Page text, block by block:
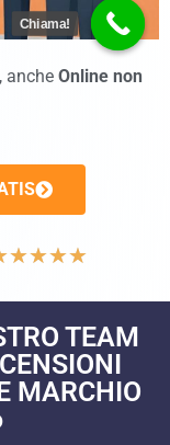
, anche Online non
★★★★
TEAM
MARCHIO
Chiama!